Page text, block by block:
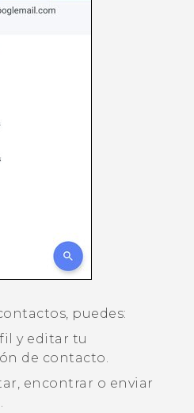
puedes:
y editar tu
de contacto.
encontrar o enviar